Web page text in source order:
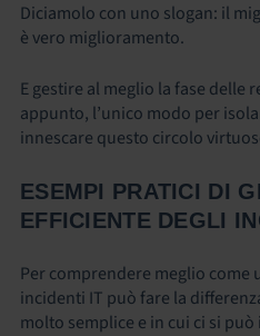
Diciamolo con uno slogan: il
è vero miglioramento.
E gestire al meglio la fase delle
appunto, l’unico modo per
innescare questo circolo
ESEMPI PRATICI DI
EFFICIENTE DEGLI
Per comprendere meglio come
incidenti IT può fare la
molto semplice e in cui ci si